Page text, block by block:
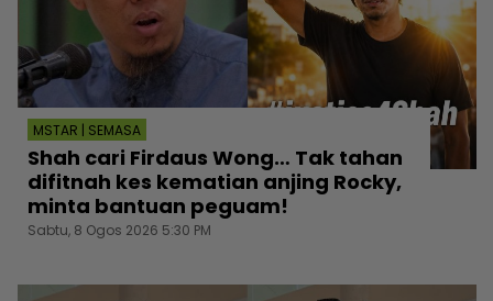
MSTAR | SEMASA
Shah cari Firdaus Wong… Tak tahan
difitnah kes kematian anjing Rocky,
minta bantuan peguam!
Sabtu, 8 Ogos 2026 5:30 PM